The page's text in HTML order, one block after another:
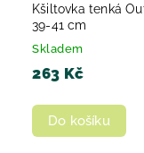
Kšiltovka tenká
39-41 cm
Skladem
263 Kč
Do košíku